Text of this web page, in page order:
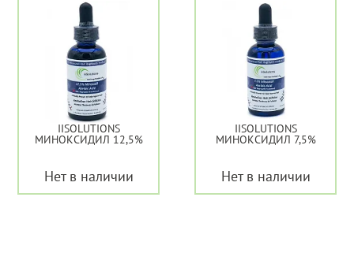
IISOLUTIONS
МИНОКСИДИЛ 12,5%
Нет в наличии
IISOLUTIONS
МИНОКСИДИЛ 7,5%
Нет в наличии